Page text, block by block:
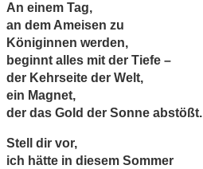
An einem Tag,
an dem Ameisen zu
Königinnen werden,
beginnt alles mit der Tiefe –
der Kehrseite der Welt,
ein Magnet,
der das Gold der Sonne abstößt.
Stell dir vor,
ich hätte in diesem Sommer